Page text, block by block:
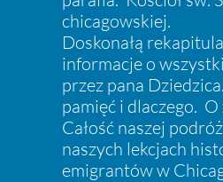
chicagowskiej.
Doskonałą
informacje o
przez pana
pamięć i dlaczego.
Całość naszej
naszych lekcjach
emigrantów w